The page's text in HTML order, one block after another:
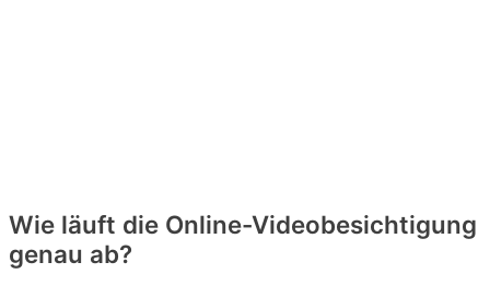
Wie läuft die Online-Videobesichtigung
genau ab?